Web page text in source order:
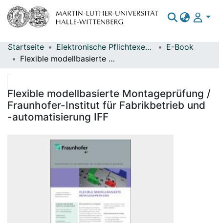
Bereiche & Sammlungen
Statistiken
Startseite Elektronische Pflichtexemplare
E-Book
Flexible modellbasierte Montageprüfung / Fraunhofer-Institut für Fabrikbetrieb und -automatisierung IFF
Flexible modellbasierte Montageprüfung /
Fraunhofer-Institut für Fabrikbetrieb und
-automatisierung IFF